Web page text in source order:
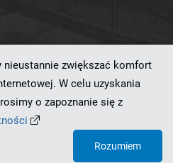
nieustannie zwiększać komfort
W celu uzyskania
o zapoznanie się z
Rozumiem